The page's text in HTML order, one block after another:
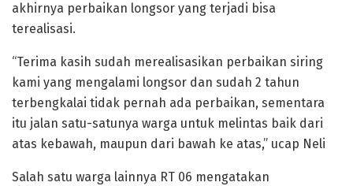
akhirnya perbaikan longsor yang terjadi bisa
terealisasi.
“Terima kasih sudah merealisasikan perbaikan siring
kami yang mengalami longsor dan sudah 2 tahun
terbengkalai tidak pernah ada perbaikan, sementara
itu jalan satu-satunya warga untuk melintas baik dari
atas kebawah, maupun dari bawah ke atas,” ucap Neli
Salah satu warga lainnya RT 06 mengatakan